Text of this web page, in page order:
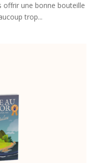
offrir une bonne bouteille
trop...